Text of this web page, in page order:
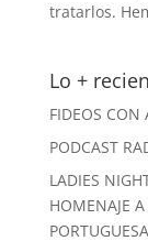
tratarlos.
Lo +
FIDEOS CON
PODCAST
LADIES
HOMENAJE
PORTUGUESA